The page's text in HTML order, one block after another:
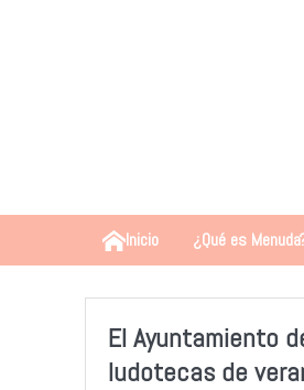
Inicio ¿Qué es
El Ayuntamiento
ludotecas de